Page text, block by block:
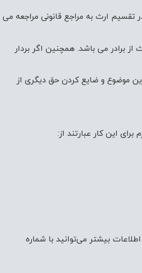
ارث به مراجع قانونی مراجعه می
برادر می باشد. همچنین اگر بردار
موضوع و ضایع کردن حق دیگری از
این کار عبارتند از:
بیشتر می‌توانید با شماره